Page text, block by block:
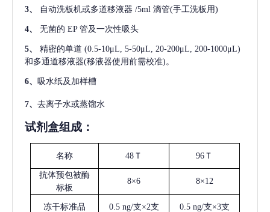
3、 自动洗板机或多道移液器 /5ml 滴管(手工洗板用)
4、 无菌的 EP 管及一次性吸头
5、 精密的单道 (0.5-10μL, 5-50μL, 20-200μL, 200-1000μL)
和多通道移液器(移液器使用前需校准)。
6、 吸水纸及加样槽
7、 去离子水或蒸馏水
试剂盒组成：
名称 48Ｔ 96Ｔ
抗体预包被酶
标板
8×6 8×12
冻干标准品 0.5 ng/支×2支 0.5 ng/支×3支